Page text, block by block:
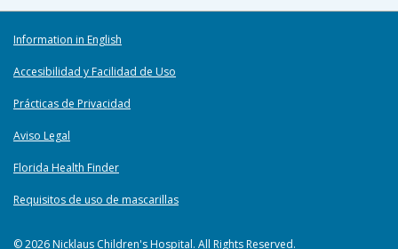
Information in English
Accesibilidad y Facilidad de Uso
Prácticas de Privacidad
Aviso Legal
Florida Health Finder
Requisitos de uso de mascarillas
© 2026 Nicklaus Children's Hospital. All Rights Reserved.